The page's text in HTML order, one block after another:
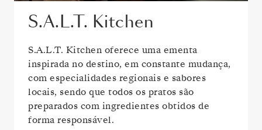
S.A.L.T. Kitchen
S.A.L.T. Kitchen oferece uma ementa
inspirada no destino, em constante mudança,
com especialidades regionais e sabores
locais, sendo que todos os pratos são
preparados com ingredientes obtidos de
forma responsável.